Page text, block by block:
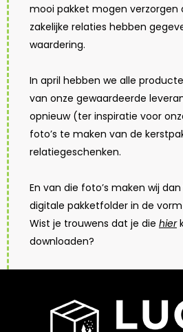
mooi pakket mogen verzorgen
zakelijke relaties hebben
waardering.
In april hebben we alle
van onze gewaardeerde
opnieuw (ter inspiratie voor
foto’s te maken van de
relatiegeschenken.
En van die foto’s maken wij
digitale pakketfolder in de vorm
Wist je trouwens dat je die hier
downloaden?